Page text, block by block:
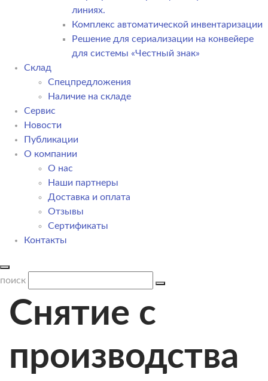
линиях.
Комплекс автоматической инвентаризации
Решение для сериализации на конвейере
для системы «Честный знак»
Склад
Спецпредложения
Наличие на складе
Сервис
Новости
Публикации
О компании
О нас
Наши партнеры
Доставка и оплата
Отзывы
Сертификаты
Контакты
поиск
Снятие с
производства